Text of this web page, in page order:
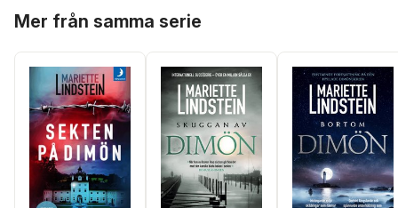
Mer från samma serie